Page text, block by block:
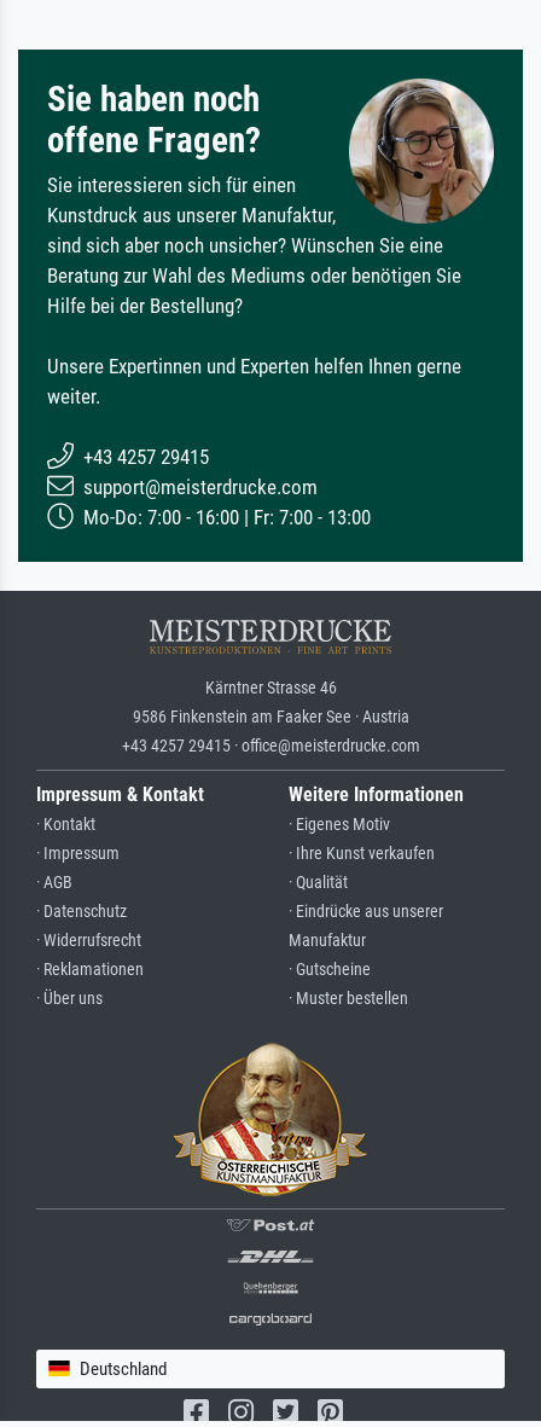
Sie haben noch
offene Fragen?
Sie interessieren sich für einen
Kunstdruck aus unserer Manufaktur,
sind sich aber noch unsicher? Wünschen Sie eine
Beratung zur Wahl des Mediums oder benötigen Sie
Hilfe bei der Bestellung?
Unsere Expertinnen und Experten helfen Ihnen gerne
weiter.
+43 4257 29415
support@meisterdrucke.com
Mo-Do: 7:00 - 16:00 | Fr: 7:00 - 13:00
Kärntner Strasse 46
9586 Finkenstein am Faaker See · Austria
+43 4257 29415 · office@meisterdrucke.com
Impressum & Kontakt
· Kontakt
· Impressum
· AGB
· Datenschutz
· Widerrufsrecht
· Reklamationen
· Über uns
Weitere Informationen
· Eigenes Motiv
· Ihre Kunst verkaufen
· Qualität
· Eindrücke aus unserer
Manufaktur
· Gutscheine
· Muster bestellen
Deutschland